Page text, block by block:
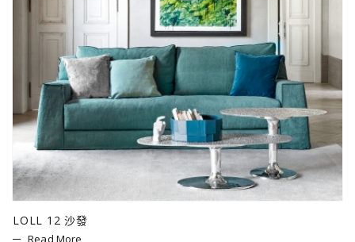
LOLL 12 沙發
Read More